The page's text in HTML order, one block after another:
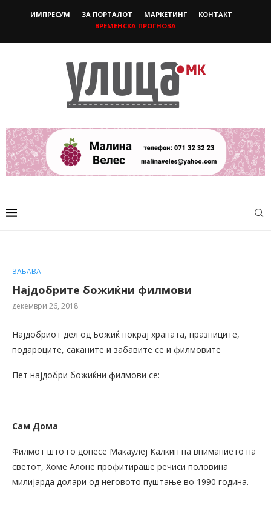
ИМПРЕСУМ ЗА ПОРТАЛОТ МАРКЕТИНГ
КОНТАКТ
ВРЕМЕНСКА ПРОГНОЗА
ЗАБАВА
Најдобрите божиќни филмови
декември 26, 2018
Најдобриот дел од Божиќ покрај храната, празниците,
подароците, саканите и забавите се и филмовите
Пет најдобри божиќни филмови се:
Сам Дома
Филмот што го донесе Макаулеј Калкин на вниманието на
светот, Хоме Алоне профитираше речиси половина
милијарда долари од неговото пуштање во 1990 година.